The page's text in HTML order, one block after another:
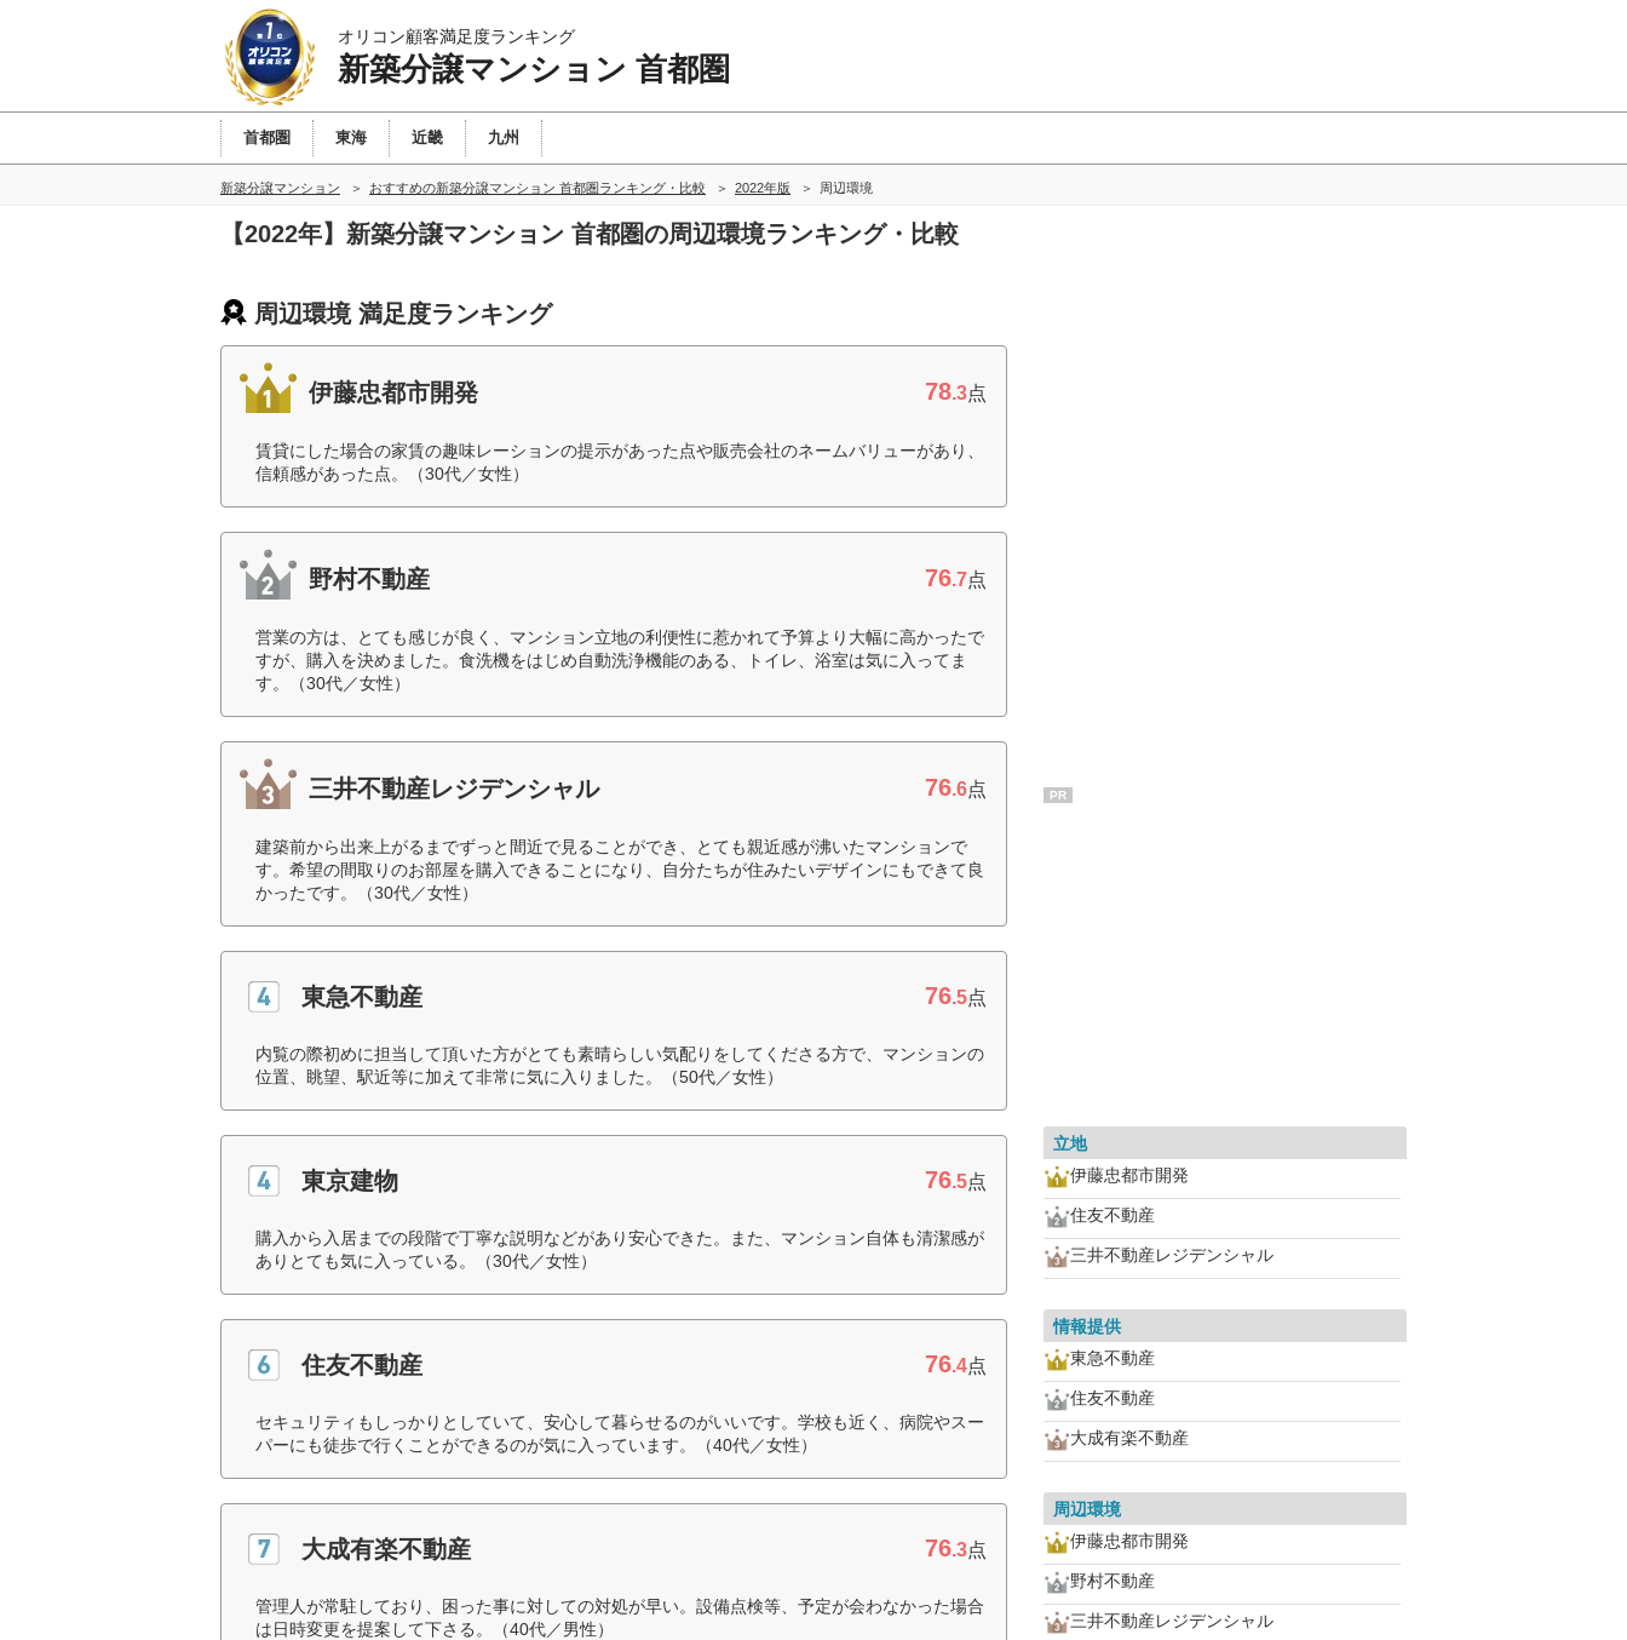
オリコン顧客満足度ランキング
新築分譲マンション 首都圏
首都圏 東海 近畿 九州
新築分譲マンション おすすめの新築分譲マンション 首都圏ランキング・比較 2022年版 周辺環境
【2022年】新築分譲マンション 首都圏の周辺環境ランキング・比較
周辺環境 満足度ランキング
伊藤忠都市開発 78.3点
賃貸にした場合の家賃の趣味レーションの提示があった点や販売会社のネームバリューがあり、
信頼感があった点。（30代／女性）
野村不動産 76.7点
営業の方は、とても感じが良く、マンション立地の利便性に惹かれて予算より大幅に高かったで
すが、購入を決めました。食洗機をはじめ自動洗浄機能のある、トイレ、浴室は気に入ってま
す。（30代／女性）
三井不動産レジデンシャル 76.6点
建築前から出来上がるまでずっと間近で見ることができ、とても親近感が沸いたマンションで
す。希望の間取りのお部屋を購入できることになり、自分たちが住みたいデザインにもできて良
かったです。（30代／女性）
東急不動産 76.5点
内覧の際初めに担当して頂いた方がとても素晴らしい気配りをしてくださる方で、マンションの
位置、眺望、駅近等に加えて非常に気に入りました。（50代／女性）
東京建物 76.5点
購入から入居までの段階で丁寧な説明などがあり安心できた。また、マンション自体も清潔感が
ありとても気に入っている。（30代／女性）
住友不動産 76.4点
セキュリティもしっかりとしていて、安心して暮らせるのがいいです。学校も近く、病院やスー
パーにも徒歩で行くことができるのが気に入っています。（40代／女性）
大成有楽不動産 76.3点
管理人が常駐しており、困った事に対しての対処が早い。設備点検等、予定が会わなかった場合
は日時変更を提案して下さる。（40代／男性）
PR
立地
伊藤忠都市開発
住友不動産
三井不動産レジデンシャル
情報提供
東急不動産
住友不動産
大成有楽不動産
周辺環境
伊藤忠都市開発
野村不動産
三井不動産レジデンシャル